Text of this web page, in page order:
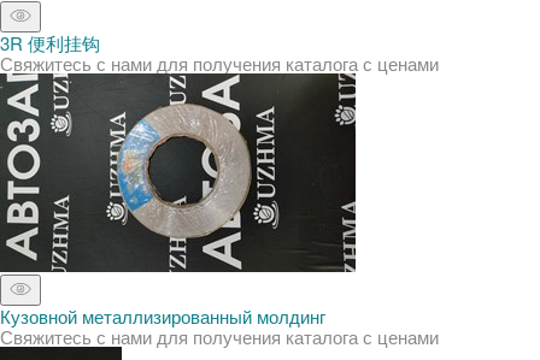
3R 便利挂钩
Свяжитесь с нами для получения каталога с ценами
Кузовной металлизированный молдинг
Свяжитесь с нами для получения каталога с ценами